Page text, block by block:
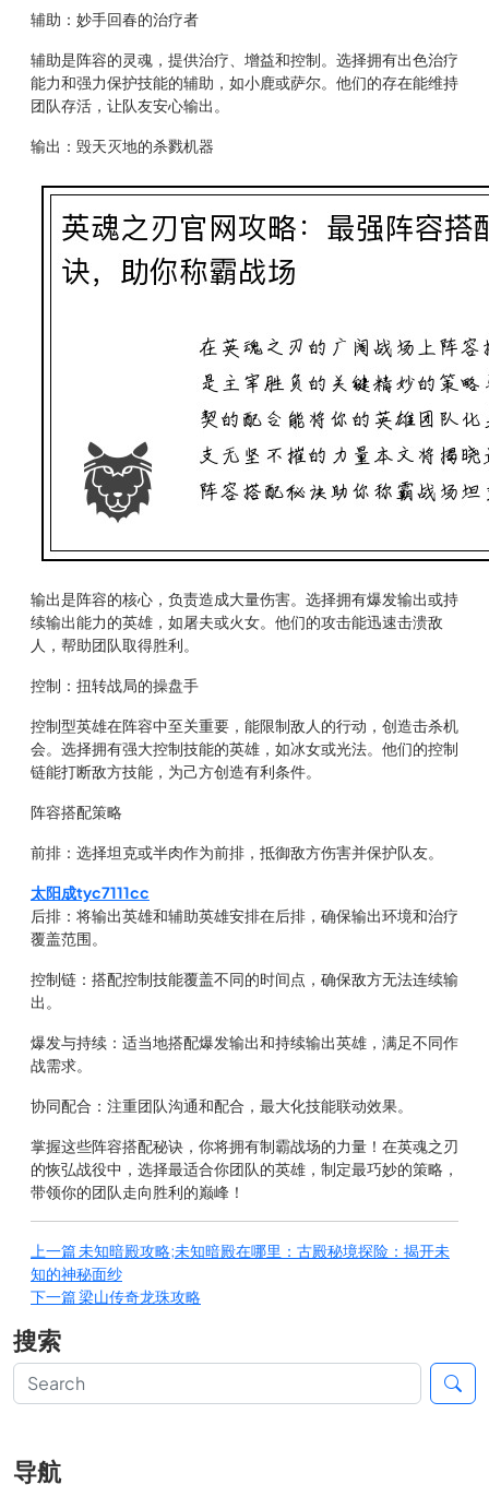
辅助：妙手回春的治疗者
辅助是阵容的灵魂，提供治疗、增益和控制。选择拥有出色治疗
能力和强力保护技能的辅助，如小鹿或萨尔。他们的存在能维持
团队存活，让队友安心输出。
输出：毁天灭地的杀戮机器
输出是阵容的核心，负责造成大量伤害。选择拥有爆发输出或持
续输出能力的英雄，如屠夫或火女。他们的攻击能迅速击溃敌
人，帮助团队取得胜利。
控制：扭转战局的操盘手
控制型英雄在阵容中至关重要，能限制敌人的行动，创造击杀机
会。选择拥有强大控制技能的英雄，如冰女或光法。他们的控制
链能打断敌方技能，为己方创造有利条件。
阵容搭配策略
前排：选择坦克或半肉作为前排，抵御敌方伤害并保护队友。
太阳成tyc7111cc
后排：将输出英雄和辅助英雄安排在后排，确保输出环境和治疗
覆盖范围。
控制链：搭配控制技能覆盖不同的时间点，确保敌方无法连续输
出。
爆发与持续：适当地搭配爆发输出和持续输出英雄，满足不同作
战需求。
协同配合：注重团队沟通和配合，最大化技能联动效果。
掌握这些阵容搭配秘诀，你将拥有制霸战场的力量！在英魂之刃
的恢弘战役中，选择最适合你团队的英雄，制定最巧妙的策略，
带领你的团队走向胜利的巅峰！
上一篇未知暗殿攻略;未知暗殿在哪里：古殿秘境探险：揭开未
知的神秘面纱
下一篇梁山传奇龙珠攻略
搜索
导航